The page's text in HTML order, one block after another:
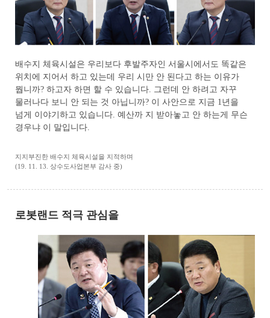
배수지 체육시설은 우리보다 후발주자인 서울시에서도 똑같은
위치에 지어서 하고 있는데 우리 시만 안 된다고 하는 이유가
뭡니까? 하고자 하면 할 수 있습니다. 그런데 안 하려고 자꾸
물러나다 보니 안 되는 것 아닙니까? 이 사안으로 지금 1년을
넘게 이야기하고 있습니다. 예산까 지 받아놓고 안 하는게 무슨
경우냐 이 말입니다.
지지부진한 배수지 체육시설을 지적하며
(19. 11. 13. 상수도사업본부 감사 중)
로봇랜드 적극 관심을